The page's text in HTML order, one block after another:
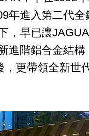
年進入第二代
，早已讓
進階鋁合金結構
，更帶領全新世